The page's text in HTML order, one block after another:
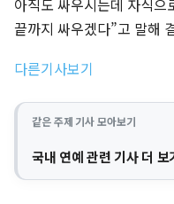
아직도 싸우시는데 자식
끝까지 싸우겠다”고 말해
다른기사보기
같은 주제 기사 모아보기
국내 연예 관련 기사 더 보